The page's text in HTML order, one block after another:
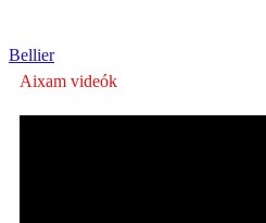
Bellier
Aixam videók